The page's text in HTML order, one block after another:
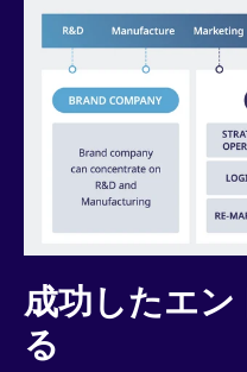
成功したエ
る